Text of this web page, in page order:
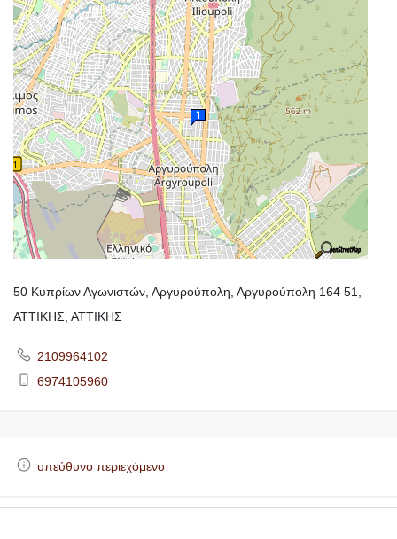
50 Κυπρίων Αγωνιστών, Αργυρούπολη, Αργυρούπολη 164 51,
ΑΤΤΙΚΗΣ, ΑΤΤΙΚΗΣ
2109964102
6974105960
υπεύθυνο περιεχόμενο